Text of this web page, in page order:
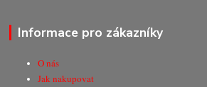
Informace pro zákazníky
O nás
Jak nakupovat